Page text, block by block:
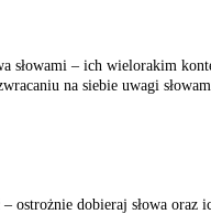
słowami – ich wielorakim
na siebie uwagi
ostrożnie dobieraj słowa